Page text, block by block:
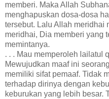
memberi. Maka Allah
menghapuskan dosa-dosa
tersebut. Lalu Allah meridhai
meridhai, Dia memberi yang
memintanya.
. . . Mau memperoleh lailatul
Mewujudkan maaf ini
memiliki sifat pemaaf. Tidak
terhadap dirinya dengan
keburukan yang lebih besar.